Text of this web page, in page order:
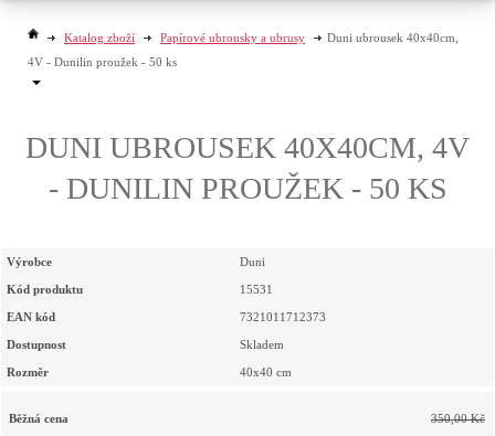
Katalog zboží Papírové ubrousky a ubrusy
Duni ubrousek 40x40cm,
4V - Dunilin proužek - 50 ks
DUNI UBROUSEK 40X40CM, 4V
- DUNILIN PROUŽEK - 50 KS
Výrobce Duni
Kód produktu 15531
EAN kód 7321011712373
Dostupnost Skladem
Rozměr 40x40 cm
Běžná cena 350,00 Kč